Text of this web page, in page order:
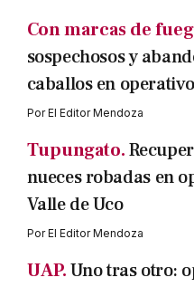
Con marcas de
sospechosos y
caballos en
PorEl Editor Mendoza
Tupungato.
nueces robadas en
Valle de Uco
PorEl Editor Mendoza
UAP.Uno tras otro: